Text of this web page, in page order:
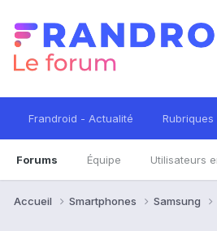
Frandroid - Actualité Rubriques
Forums Équipe Utilisateurs
Accueil Smartphones Samsung